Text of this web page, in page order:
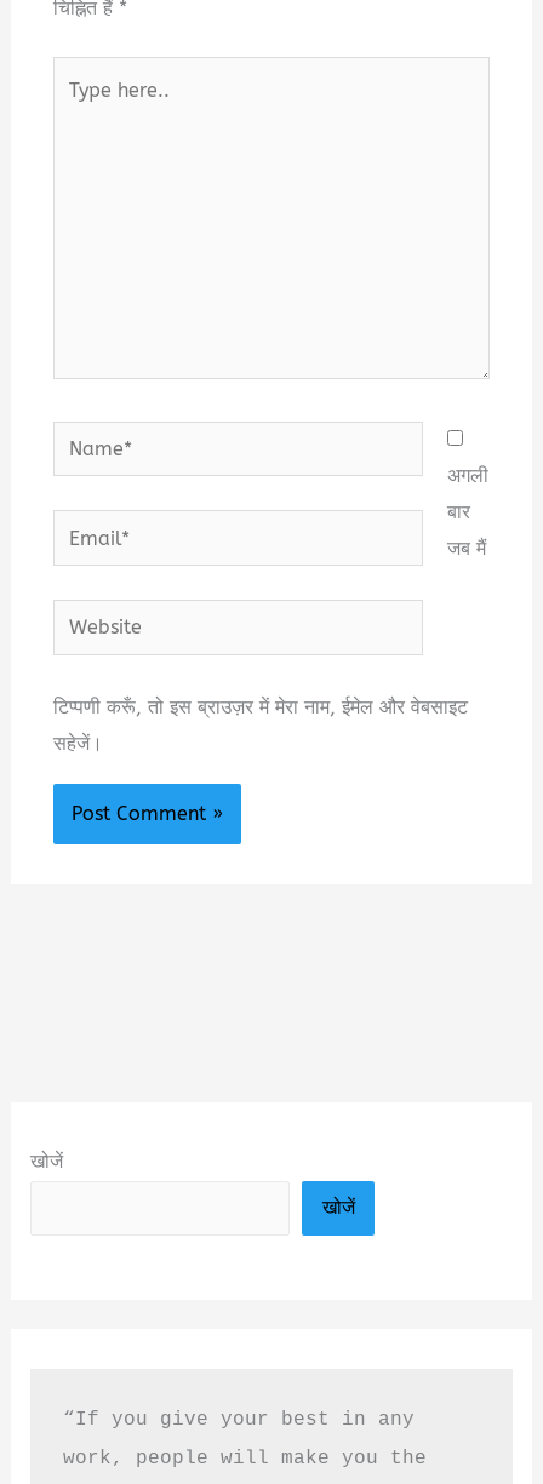
चिह्नित हैं *
here..
Name*
Email*
Website
अगली
बार
जब मैं
टिप्पणी करूँ, तो इस ब्राउज़र में मेरा नाम, ईमेल और वेबसाइट
सहेजें।
खोजें
खोजें
“If you give your best in any
work, people will make you the